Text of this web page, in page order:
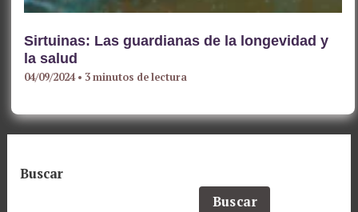
Sirtuinas: Las guardianas de la longevidad y
la salud
04/09/2024• 3 minutos de lectura
Buscar
Buscar